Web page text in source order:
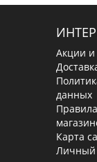
Акции и
данных
Карта
Личный